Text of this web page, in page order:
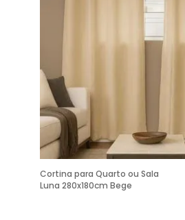
Cortina para Quarto ou Sala
Luna 280x180cm Bege